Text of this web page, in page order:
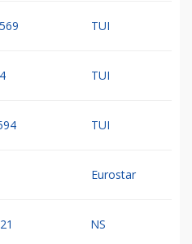
TUI
TUI
TUI
Eurostar
NS